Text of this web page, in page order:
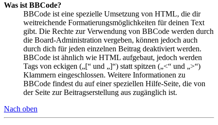
Was ist BBCode?
BBCode ist eine spezielle Umsetzung von HTML, die dir
weitreichende Formatierungsmöglichkeiten für deinen Text
gibt. Die Rechte zur Verwendung von BBCode werden durch
die Board-Administration vergeben, können jedoch auch
durch dich für jeden einzelnen Beitrag deaktiviert werden.
BBCode ist ähnlich wie HTML aufgebaut, jedoch werden
Tags von eckigen („[“ und „]“) statt spitzen („<“ und „>“)
Klammern eingeschlossen. Weitere Informationen zu
BBCode findest du auf einer speziellen Hilfe-Seite, die von
der Seite zur Beitragserstellung aus zugänglich ist.
Nach oben